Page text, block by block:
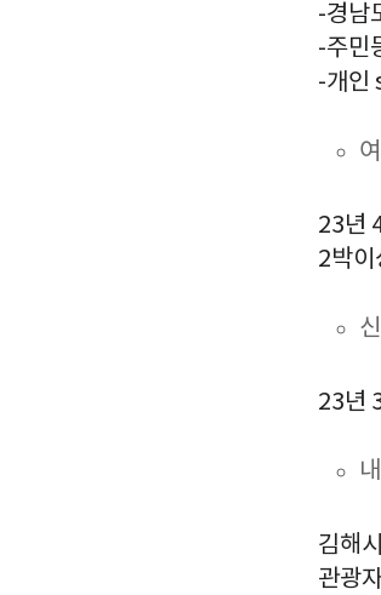
-경남
-주민
-개인
23년
2박이
23년
김해
관광